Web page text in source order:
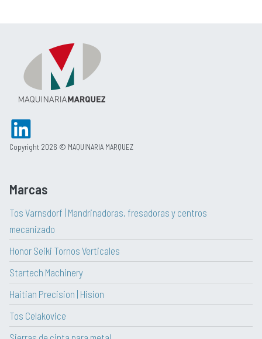
Copyright 2026 © MAQUINARIA MARQUEZ
Marcas
Tos Varnsdorf | Mandrinadoras, fresadoras y centros
mecanizado
Honor Seiki Tornos Verticales
Startech Machinery
Haitian Precision | Hision
Tos Celakovice